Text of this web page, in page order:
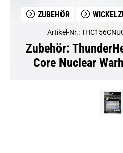
ZUBEHÖR
Artikel-Nr.:
Zubehör:
Core Nuclear